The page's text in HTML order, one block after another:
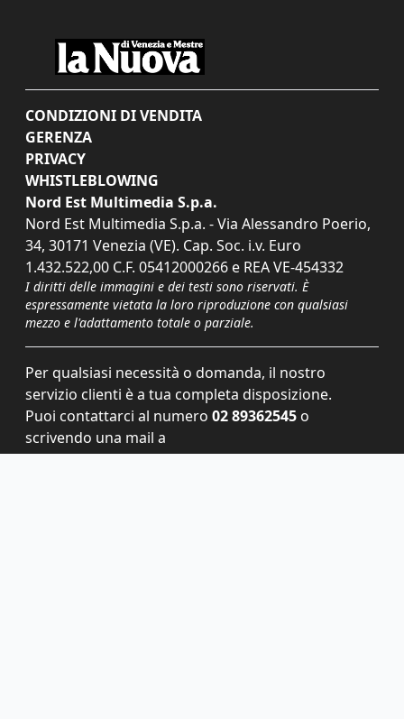
CONDIZIONI DI VENDITA
GERENZA
PRIVACY
WHISTLEBLOWING
Nord Est Multimedia S.p.a.
Nord Est Multimedia S.p.a. - Via Alessandro Poerio,
34, 30171 Venezia (VE). Cap. Soc. i.v. Euro
1.432.522,00 C.F. 05412000266 e REA VE-454332
I diritti delle immagini e dei testi sono riservati. È
espressamente vietata la loro riproduzione con qualsiasi
mezzo e l'adattamento totale o parziale.
Per qualsiasi necessità o domanda, il nostro
servizio clienti è a tua completa disposizione.
Puoi contattarci al numero 02 89362545 o
scrivendo una mail a
servizioclienti@grupponem.it.